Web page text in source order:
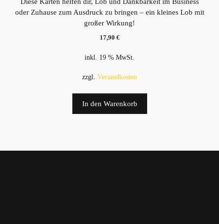
von 5
Diese Karten helfen dir, Lob und Dankbarkeit im Business
oder Zuhause zum Ausdruck zu bringen – ein kleines Lob mit
großer Wirkung!
17,90 €
inkl. 19 % MwSt.
zzgl. Versandkosten
In den Warenkorb